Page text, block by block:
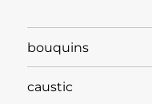
bouquins
caustic